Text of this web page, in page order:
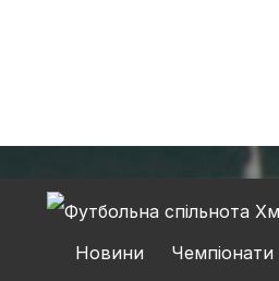
Новини Чемпіонати